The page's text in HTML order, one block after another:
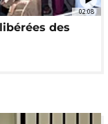
02:08
des